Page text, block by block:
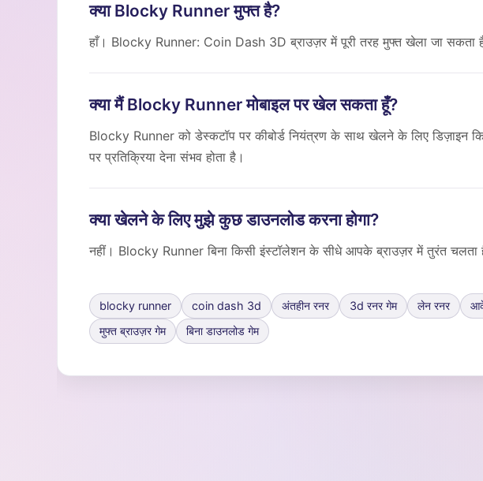
क्या Blocky Runner मुफ्त है?
हाँ। Blocky Runner: Coin Dash 3D ब्राउज़र में पूरी तरह मुफ्त खेला जा सकता
क्या मैं Blocky Runner मोबाइल पर खेल सकता हूँ?
Blocky Runner को डेस्कटॉप पर कीबोर्ड नियंत्रण के साथ खेलने के लिए डिज़ाइन
पर प्रतिक्रिया देना संभव होता है।
क्या खेलने के लिए मुझे कुछ डाउनलोड करना होगा?
नहीं। Blocky Runner बिना किसी इंस्टॉलेशन के सीधे आपके ब्राउज़र में तुरंत चलता
blocky runner coin dash 3d अंतहीन रनर 3d रनर गेम लेन रनर
मुफ्त ब्राउज़र गेम
बिना डाउनलोड गेम